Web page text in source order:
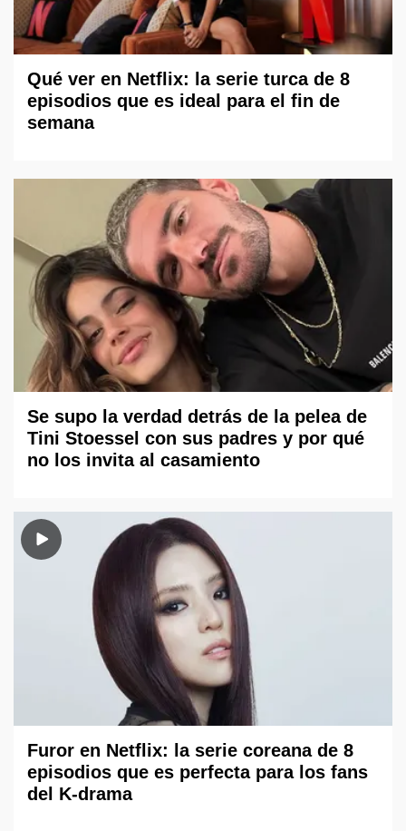
Qué ver en Netflix: la serie turca de 8
episodios que es ideal para el fin de
semana
Se supo la verdad detrás de la pelea de
Tini Stoessel con sus padres y por qué
no los invita al casamiento
Furor en Netflix: la serie coreana de 8
episodios que es perfecta para los fans
del K-drama